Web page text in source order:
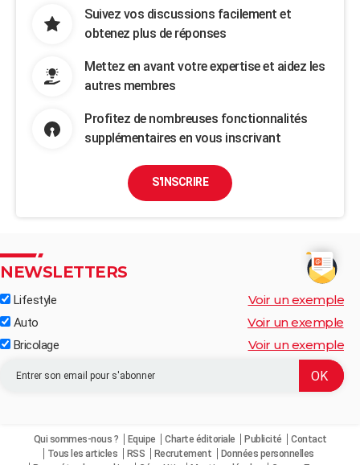
Suivez vos discussions facilement et
obtenez plus de réponses
Mettez en avant votre expertise et aidez les
autres membres
Profitez de nombreuses fonctionnalités
supplémentaires en vous inscrivant
S'INSCRIRE
NEWSLETTERS
Lifestyle Voir un exemple
Auto Voir un exemple
Bricolage Voir un exemple
Qui sommes-nous ? Equipe Charte éditoriale Publicité
Contact
Tous les articles
RSS Recrutement
Données personnelles